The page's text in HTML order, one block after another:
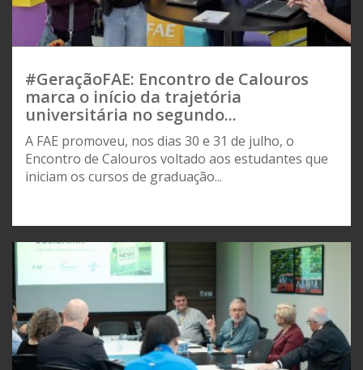
#GeraçãoFAE: Encontro de Calouros
marca o início da trajetória
universitária no segundo...
A FAE promoveu, nos dias 30 e 31 de julho, o
Encontro de Calouros voltado aos estudantes que
iniciam os cursos de graduação...